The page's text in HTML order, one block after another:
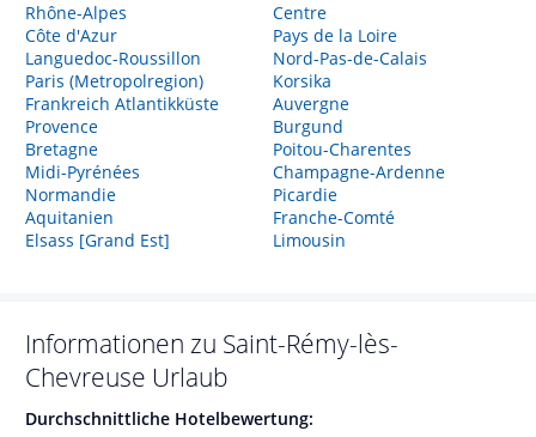
Rhône-Alpes
Côte d'Azur
Languedoc-Roussillon
Paris (Metropolregion)
Frankreich Atlantikküste
Provence
Bretagne
Midi-Pyrénées
Normandie
Aquitanien
Elsass [Grand Est]
Centre
Pays de la Loire
Nord-Pas-de-Calais
Korsika
Auvergne
Burgund
Poitou-Charentes
Champagne-Ardenne
Picardie
Franche-Comté
Limousin
Informationen zu Saint-Rémy-lès-
Chevreuse Urlaub
Durchschnittliche Hotelbewertung: